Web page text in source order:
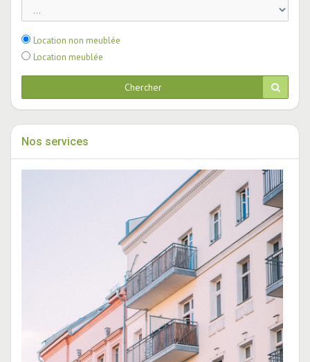
Location non meublée
Location meublée
Chercher
Nos services